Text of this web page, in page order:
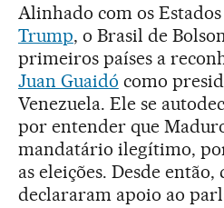
Alinhado com os
Trump, o Brasil de
primeiros países a
Juan Guaidó como
Venezuela. Ele se
por entender que
mandatário ilegítimo,
as eleições. Desde então,
declararam apoio ao